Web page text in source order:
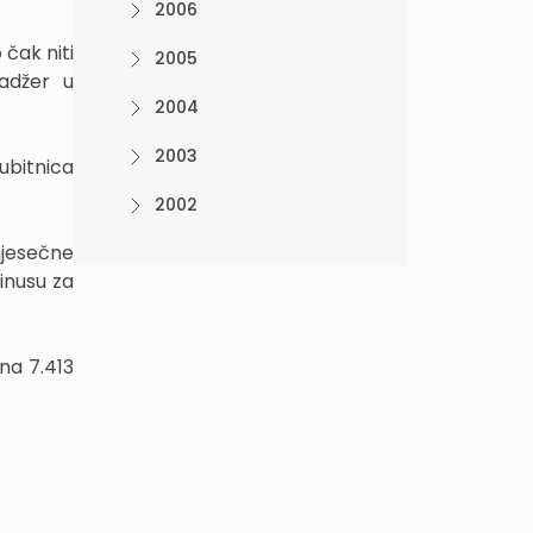
čak niti
u
za
7.413
2006
2005
2004
2003
2002